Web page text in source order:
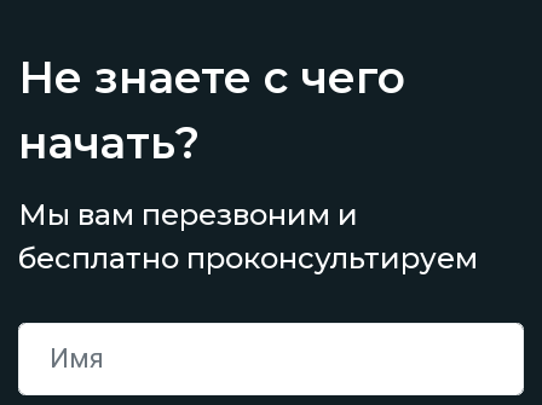
Не знаете с чего
начать?
Мы вам перезвоним и
бесплатно проконсультируем